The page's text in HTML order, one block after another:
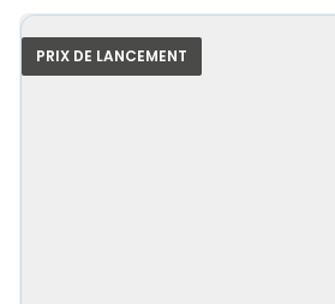
le sous-menu Vos métiers
le sous-menu Vos besoins
PRIX DE LANCEMENT